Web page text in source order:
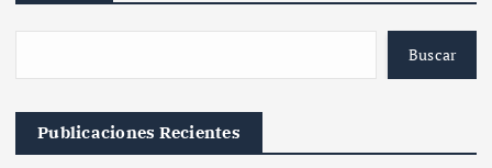
Buscar
Publicaciones Recientes